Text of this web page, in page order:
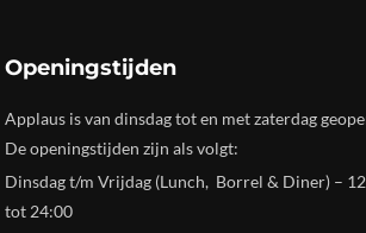
Openingstijden
Applaus is van dinsdag tot en met zaterdag
De openingstijden zijn als volgt:
Dinsdag t/m Vrijdag (Lunch, Borrel & Diner) –
tot 24:00